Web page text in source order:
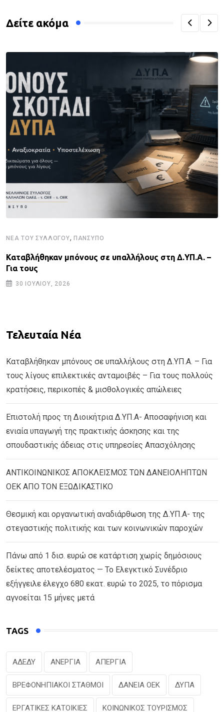
Δείτε ακόμα
ΝΈΑ ΤΟΥ ΣΥΛΛΌΓΟΥ, ΠΑΝΣΥΠΟ
Καταβλήθηκαν μπόνους σε υπαλλήλους στη Δ.ΥΠ.Α. –
Για τους
30 ΙΟΥΛΊΟΥ, 2026
Τελευταία Νέα
Καταβλήθηκαν μπόνους σε υπαλλήλους στη Δ.ΥΠ.Α. – Για
τους λίγους επιλεκτικές ανταμοιβές – Για τους πολλούς
κρατήσεις, περικοπές & μισθολογικές απώλειες
Επιστολή προς τη Διοικήτρια Δ.ΥΠ.Α- Αποσαφήνιση και
ενιαία υπαγωγή της πρακτικής άσκησης και της
σπουδαστικής άδειας στις υπηρεσίες Απασχόλησης
ΑΝΤΙΚΟΙΝΩΝΙΚΟΣ ΑΠΟΚΛΕΙΣΜΟΣ ΤΩΝ ΔΑΝΕΙΟΛΗΠΤΩΝ
ΟΕΚ ΑΠΟ ΤΟΝ ΕΞΩΔΙΚΑΣΤΙΚΟ
Θεσμική και οργανωτική αναδιάρθωση της Δ.ΥΠ.Α- της
στεγαστικής πολιτικής και των κοινωνικών παροχών
Πάνω από 1 δισ. ευρώ σε κατάρτιση χωρίς δημόσιους
δείκτες αποτελέσματος — Το Ελεγκτικό Συνέδριο
εξήγγειλε έλεγχο 680 εκατ. ευρώ το 2025, το πόρισμα
αγνοείται 15 μήνες μετά
TAGS
ΑΔΕΔΥ ΑΝΕΡΓΙΑ ΑΠΕΡΓΙΑ
ΒΡΕΦΟΝΗΠΙΑΚΟΙ ΣΤΑΘΜΟΙ ΔΑΝΕΙΑ ΟΕΚ ΔΥΠΑ
ΕΡΓΑΤΙΚΕΣ ΚΑΤΟΙΚΙΕΣ ΚΟΙΝΩΝΙΚΟΣ ΤΟΥΡΙΣΜΟΣ